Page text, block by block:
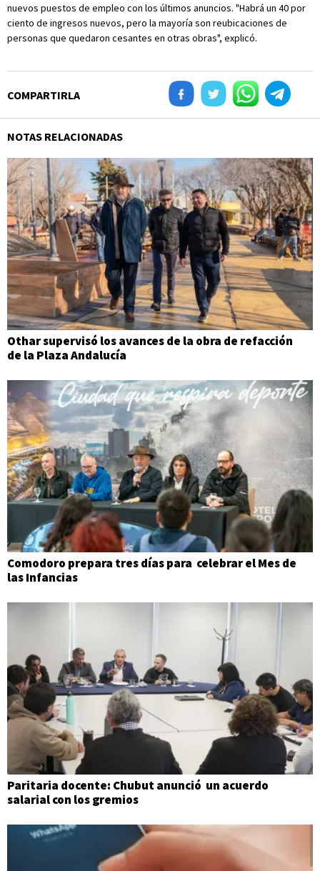
nuevos puestos de empleo con los últimos anuncios. "Habrá un 40 por
ciento de ingresos nuevos, pero la mayoría son reubicaciones de
personas que quedaron cesantes en otras obras", explicó.
COMPARTIRLA
NOTAS RELACIONADAS
Othar supervisó los avances de la obra de refacción
de la Plaza Andalucía
Comodoro prepara tres días para celebrar el Mes de
las Infancias
Paritaria docente: Chubut anunció un acuerdo
salarial con los gremios